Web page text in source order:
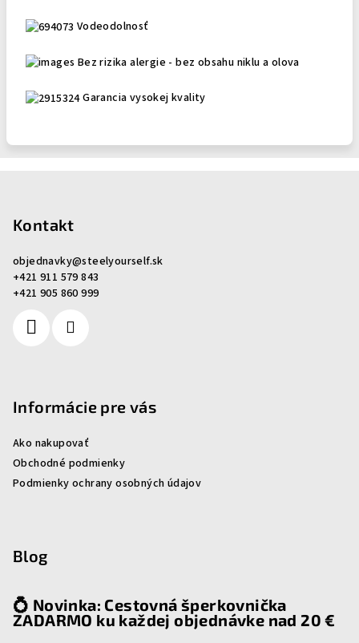
Vodeodolnosť
Bez rizika alergie - bez obsahu niklu a olova
Garancia vysokej kvality
Kontakt
objednavky@steelyourself.sk
+421 911 579 843
+421 905 860 999
Informácie pre vás
Ako nakupovať
Obchodné podmienky
Podmienky ochrany osobných údajov
Blog
💍 Novinka: Cestovná šperkovnička
ZADARMO ku každej objednávke nad 20 €